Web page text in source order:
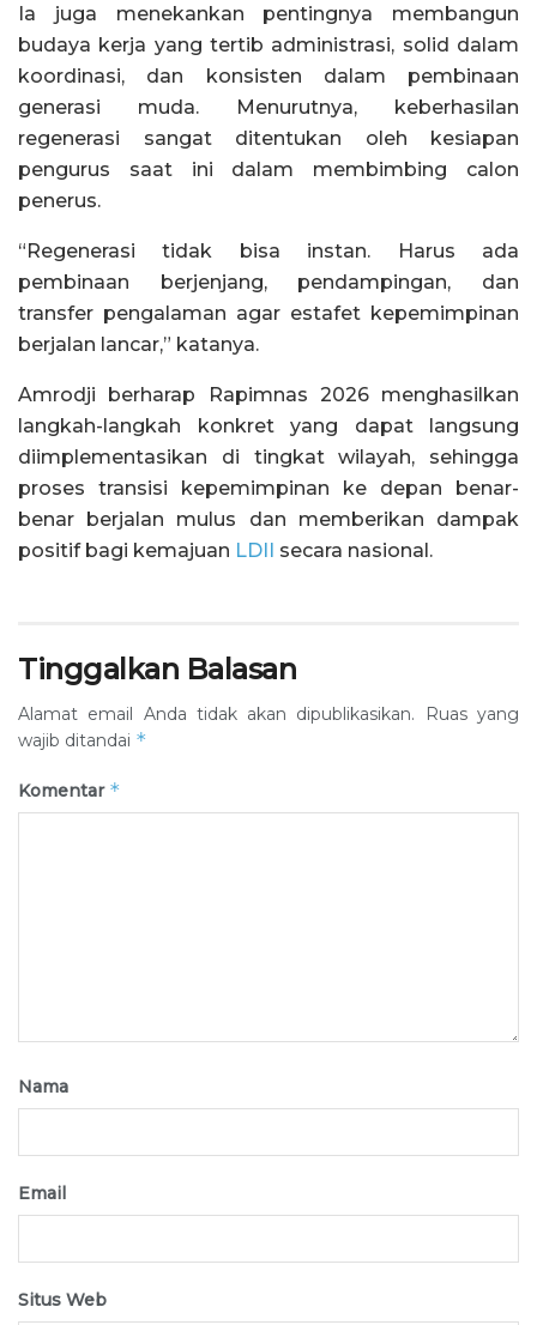
Ia juga menekankan pentingnya membangun
budaya kerja yang tertib administrasi, solid dalam
koordinasi, dan konsisten dalam pembinaan
generasi muda. Menurutnya, keberhasilan
regenerasi sangat ditentukan oleh kesiapan
pengurus saat ini dalam membimbing calon
penerus.
“Regenerasi tidak bisa instan. Harus ada
pembinaan berjenjang, pendampingan, dan
transfer pengalaman agar estafet kepemimpinan
berjalan lancar,” katanya.
Amrodji berharap Rapimnas 2026 menghasilkan
langkah-langkah konkret yang dapat langsung
diimplementasikan di tingkat wilayah, sehingga
proses transisi kepemimpinan ke depan benar-
benar berjalan mulus dan memberikan dampak
positif bagi kemajuan LDII secara nasional.
Tinggalkan Balasan
Alamat email Anda tidak akan dipublikasikan.
Ruas yang
wajib ditandai *
Komentar *
Nama
Email
Situs Web